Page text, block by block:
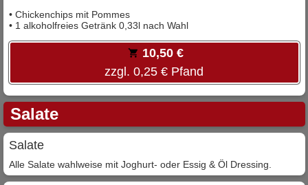
• Chickenchips mit Pommes
• 1 alkoholfreies Getränk 0,33l nach Wahl
10,50 €
zzgl. 0,25 € Pfand
Salate
Salate
Alle Salate wahlweise mit Joghurt- oder Essig & Öl Dressing.